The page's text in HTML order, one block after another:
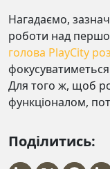
Нагадаємо,
роботи над
голова PlayCity
Для того ж, щоб
функціоналом,
Поділитись: